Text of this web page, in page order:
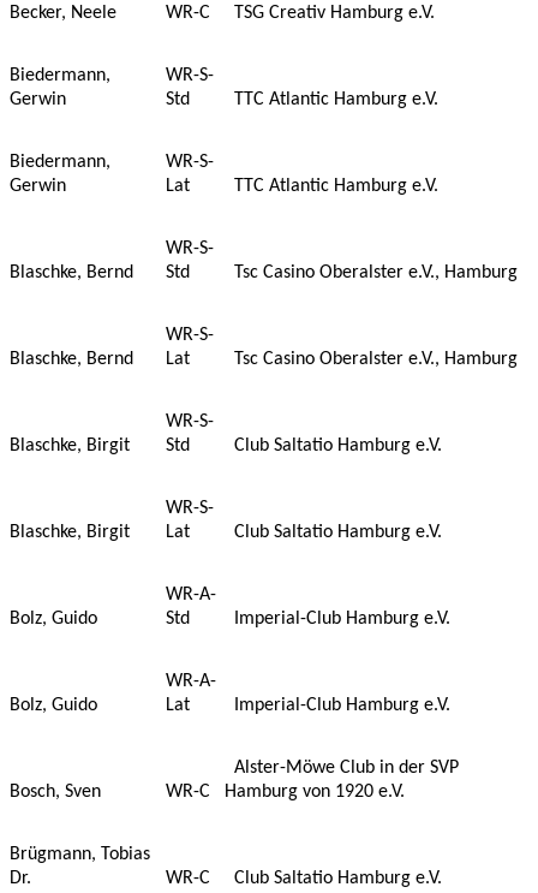
Becker, Neele WR-C TSG Creativ Hamburg e.V.
Biedermann,
Gerwin
WR-S-
Std
TTC Atlantic Hamburg e.V.
Biedermann,
Gerwin
WR-S-
Lat
TTC Atlantic Hamburg e.V.
Blaschke, Bernd
WR-S-
Std
Tsc Casino Oberalster e.V., Hamburg
Blaschke, Bernd
WR-S-
Lat
Tsc Casino Oberalster e.V., Hamburg
Blaschke, Birgit
WR-S-
Std
Club Saltatio Hamburg e.V.
Blaschke, Birgit
WR-S-
Lat
Club Saltatio Hamburg e.V.
Bolz, Guido
WR-A-
Std
Imperial-Club Hamburg e.V.
Bolz, Guido
WR-A-
Lat
Imperial-Club Hamburg e.V.
Bosch, Sven WR-C
Alster-Möwe Club in der SVP
Hamburg von 1920 e.V.
Brügmann, Tobias
Dr.
WR-C Club Saltatio Hamburg e.V.